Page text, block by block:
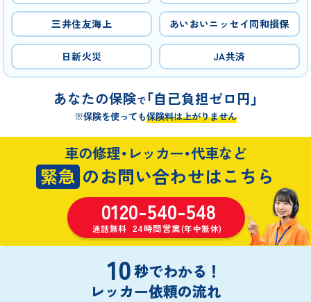
三井住友海上 あいおいニッセイ同和損保
日新火災 JA共済
あなたの保険で「自己負担ゼロ円」
※保険を使っても保険料は上がりません
車の修理・レッカー・代車など
緊急 のお問い合わせはこちら
0120-540-548
通話無料 24時間営業(年中無休)
10秒でわかる！
レッカー依頼の流れ